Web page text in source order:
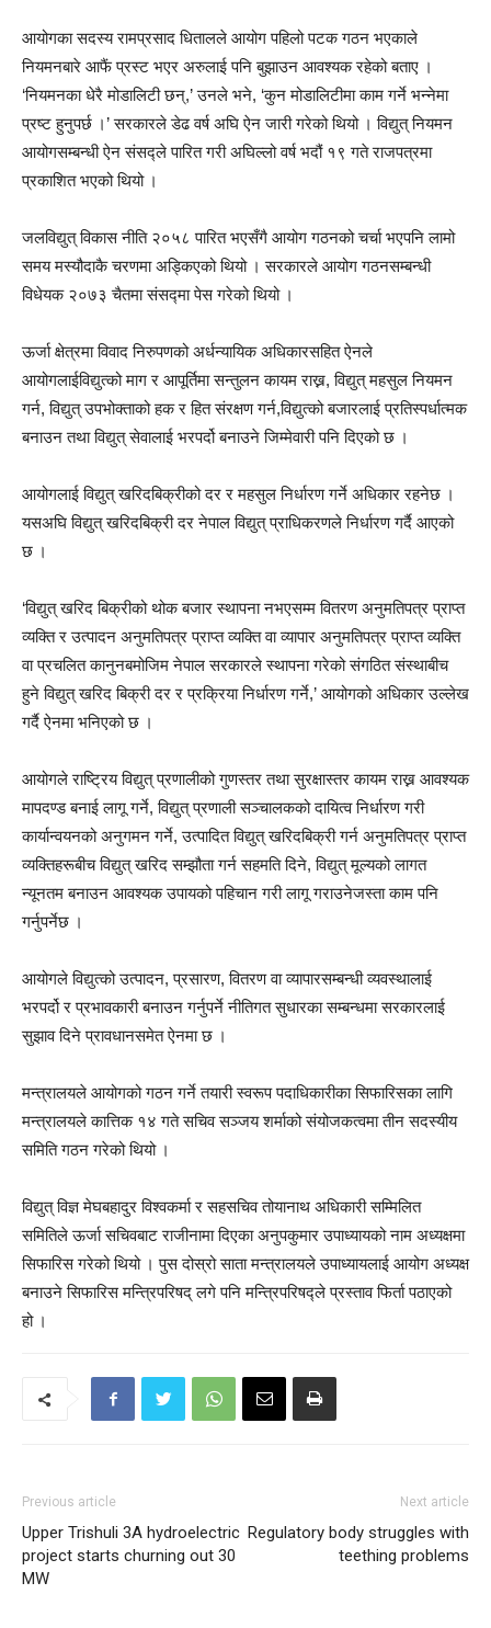
आयोगका सदस्य रामप्रसाद धितालले आयोग पहिलो पटक गठन भएकाले
नियमनबारे आफैं प्रस्ट भएर अरुलाई पनि बुझाउन आवश्यक रहेको बताए ।
‘नियमनका धेरै मोडालिटी छन्,’ उनले भने, ‘कुन मोडालिटीमा काम गर्ने भन्नेमा
प्रष्ट हुनुपर्छ ।’ सरकारले डेढ वर्ष अघि ऐन जारी गरेको थियो । विद्युत् नियमन
आयोगसम्बन्धी ऐन संसद्ले पारित गरी अघिल्लो वर्ष भदौं १९ गते राजपत्रमा
प्रकाशित भएको थियो ।
जलविद्युत् विकास नीति २०५८ पारित भएसँगै आयोग गठनको चर्चा भएपनि लामो
समय मस्यौदाकै चरणमा अड्किएको थियो । सरकारले आयोग गठनसम्बन्धी
विधेयक २०७३ चैतमा संसद्मा पेस गरेको थियो ।
ऊर्जा क्षेत्रमा विवाद निरुपणको अर्धन्यायिक अधिकारसहित ऐनले
आयोगलाईविद्युत्को माग र आपूर्तिमा सन्तुलन कायम राख्न, विद्युत् महसुल नियमन
गर्न, विद्युत् उपभोक्ताको हक र हित संरक्षण गर्न,विद्युत्को बजारलाई प्रतिस्पर्धात्मक
बनाउन तथा विद्युत् सेवालाई भरपर्दो बनाउने जिम्मेवारी पनि दिएको छ ।
आयोगलाई विद्युत् खरिदबिक्रीको दर र महसुल निर्धारण गर्ने अधिकार रहनेछ ।
यसअघि विद्युत् खरिदबिक्री दर नेपाल विद्युत् प्राधिकरणले निर्धारण गर्दै आएको
छ ।
‘विद्युत् खरिद बिक्रीको थोक बजार स्थापना नभएसम्म वितरण अनुमतिपत्र प्राप्त
व्यक्ति र उत्पादन अनुमतिपत्र प्राप्त व्यक्ति वा व्यापार अनुमतिपत्र प्राप्त व्यक्ति
वा प्रचलित कानुनबमोजिम नेपाल सरकारले स्थापना गरेको संगठित संस्थाबीच
हुने विद्युत् खरिद बिक्री दर र प्रक्रिया निर्धारण गर्ने,’ आयोगको अधिकार उल्लेख
गर्दै ऐनमा भनिएको छ ।
आयोगले राष्ट्रिय विद्युत् प्रणालीको गुणस्तर तथा सुरक्षास्तर कायम राख्न आवश्यक
मापदण्ड बनाई लागू गर्ने, विद्युत् प्रणाली सञ्चालकको दायित्व निर्धारण गरी
कार्यान्वयनको अनुगमन गर्ने, उत्पादित विद्युत् खरिदबिक्री गर्न अनुमतिपत्र प्राप्त
व्यक्तिहरूबीच विद्युत् खरिद सम्झौता गर्न सहमति दिने, विद्युत् मूल्यको लागत
न्यूनतम बनाउन आवश्यक उपायको पहिचान गरी लागू गराउनेजस्ता काम पनि
गर्नुपर्नेछ ।
आयोगले विद्युत्को उत्पादन, प्रसारण, वितरण वा व्यापारसम्बन्धी व्यवस्थालाई
भरपर्दो र प्रभावकारी बनाउन गर्नुपर्ने नीतिगत सुधारका सम्बन्धमा सरकारलाई
सुझाव दिने प्रावधानसमेत ऐनमा छ ।
मन्त्रालयले आयोगको गठन गर्ने तयारी स्वरूप पदाधिकारीका सिफारिसका लागि
मन्त्रालयले कात्तिक १४ गते सचिव सञ्जय शर्माको संयोजकत्वमा तीन सदस्यीय
समिति गठन गरेको थियो ।
विद्युत् विज्ञ मेघबहादुर विश्वकर्मा र सहसचिव तोयानाथ अधिकारी सम्मिलित
समितिले ऊर्जा सचिवबाट राजीनामा दिएका अनुपकुमार उपाध्यायको नाम अध्यक्षमा
सिफारिस गरेको थियो । पुस दोस्रो साता मन्त्रालयले उपाध्यायलाई आयोग अध्यक्ष
बनाउने सिफारिस मन्त्रिपरिषद् लगे पनि मन्त्रिपरिषद्ले प्रस्ताव फिर्ता पठाएको
हो ।
Previous article
Upper Trishuli 3A hydroelectric
project starts churning out 30
MW
Next article
Regulatory body struggles with
teething problems